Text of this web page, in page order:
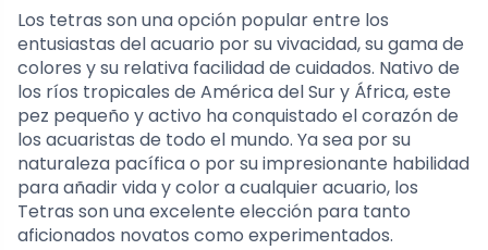
Los tetras son una opción popular entre los
entusiastas del acuario por su vivacidad, su gama de
colores y su relativa facilidad de cuidados. Nativo de
los ríos tropicales de América del Sur y África, este
pez pequeño y activo ha conquistado el corazón de
los acuaristas de todo el mundo. Ya sea por su
naturaleza pacífica o por su impresionante habilidad
para añadir vida y color a cualquier acuario, los
Tetras son una excelente elección para tanto
aficionados novatos como experimentados.